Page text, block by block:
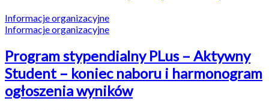
Informacje organizacyjne
Informacje organizacyjne
Program stypendialny PLus – Aktywny
Student – koniec naboru i harmonogram
ogłoszenia wyników